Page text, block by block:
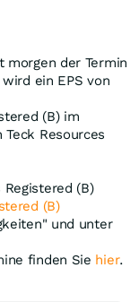
morgen der Termin
ein EPS von
(B) im
Resources
(B)
(B)
und unter
finden Sie hier.